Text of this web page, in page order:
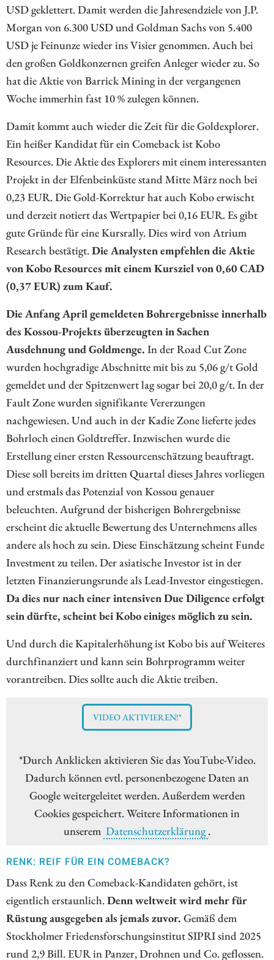
USD geklettert. Damit werden die Jahresendziele von J.P.
Morgan von 6.300 USD und Goldman Sachs von 5.400
USD je Feinunze wieder ins Visier genommen. Auch bei
den großen Goldkonzernen greifen Anleger wieder zu. So
hat die Aktie von Barrick Mining in der vergangenen
Woche immerhin fast 10 % zulegen können.
Damit kommt auch wieder die Zeit für die Goldexplorer.
Ein heißer Kandidat für ein Comeback ist Kobo
Resources. Die Aktie des Explorers mit einem interessanten
Projekt in der Elfenbeinküste stand Mitte März noch bei
0,23 EUR. Die Gold-Korrektur hat auch Kobo erwischt
und derzeit notiert das Wertpapier bei 0,16 EUR. Es gibt
gute Gründe für eine Kursrally. Dies wird von Atrium
Research bestätigt.Die Analysten empfehlen die Aktie
von Kobo Resources mit einem Kursziel von 0,60 CAD
(0,37 EUR) zum Kauf.
Die Anfang April gemeldeten Bohrergebnisse innerhalb
des Kossou-Projekts überzeugten in Sachen
Ausdehnung und Goldmenge. In der Road Cut Zone
wurden hochgradige Abschnitte mit bis zu 5,06 g/t Gold
gemeldet und der Spitzenwert lag sogar bei 20,0 g/t. In der
Fault Zone wurden signifikante Vererzungen
nachgewiesen. Und auch in der Kadie Zone lieferte jedes
Bohrloch einen Goldtreffer. Inzwischen wurde die
Erstellung einer ersten Ressourcenschätzung beauftragt.
Diese soll bereits im dritten Quartal dieses Jahres vorliegen
und erstmals das Potenzial von Kossou genauer
beleuchten. Aufgrund der bisherigen Bohrergebnisse
erscheint die aktuelle Bewertung des Unternehmens alles
andere als hoch zu sein. Diese Einschätzung scheint Funde
Investment zu teilen. Der asiatische Investor ist in der
letzten Finanzierungsrunde als Lead-Investor eingestiegen.
Da dies nur nach einer intensiven Due Diligence erfolgt
sein dürfte, scheint bei Kobo einiges möglich zu sein.
Und durch die Kapitalerhöhung ist Kobo bis auf Weiteres
durchfinanziert und kann sein Bohrprogramm weiter
vorantreiben. Dies sollte auch die Aktie treiben.
VIDEO AKTIVIEREN!*
*Durch Anklicken aktivieren Sie das YouTube-Video.
Dadurch können evtl. personenbezogene Daten an
Google weitergeleitet werden. Außerdem werden
Cookies gespeichert. Weitere Informationen in
unserem Datenschutzerklärung .
RENK: REIF FÜR EIN COMEBACK?
Dass Renk zu den Comeback-Kandidaten gehört, ist
eigentlich erstaunlich.Denn weltweit wird mehr für
Rüstung ausgegeben als jemals zuvor. Gemäß dem
Stockholmer Friedensforschungsinstitut SIPRI sind 2025
rund 2,9 Bill. EUR in Panzer, Drohnen und Co. geflossen.